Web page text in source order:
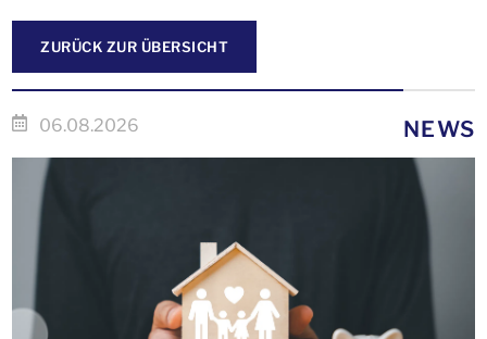
ZURÜCK ZUR ÜBERSICHT
06.08.2026 NEWS